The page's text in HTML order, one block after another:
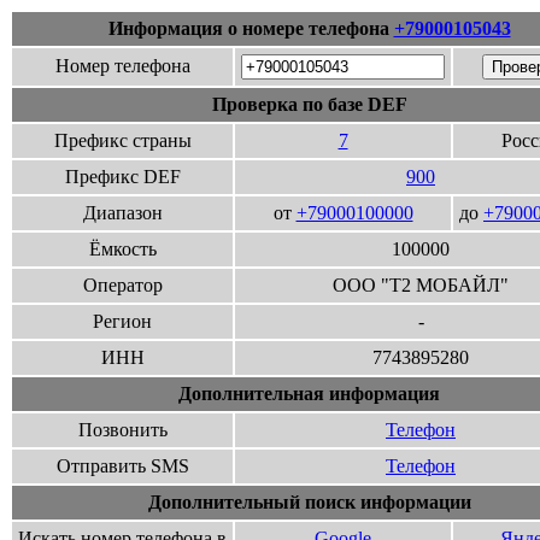
Информация о номере телефона +79000105043
Номер телефона
Проверка по базе DEF
Префикс страны
7
Префикс DEF
900
Диапазон
от +79000100000 до
Ёмкость
100000
Оператор
ООО "Т2 МОБАЙЛ"
Регион
-
ИНН
7743895280
Дополнительная информация
Позвонить
Телефон
Отправить SMS
Телефон
Дополнительный поиск информации